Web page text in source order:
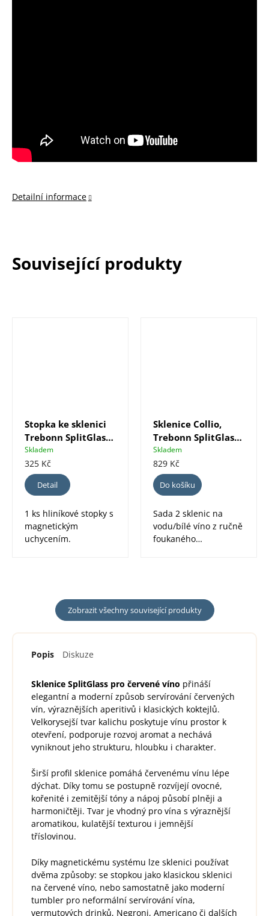
Detailní informace
Související produkty
Stopka ke sklenici
Trebonn SplitGlass,
1 ks
Skladem
325 Kč
Detail
1 ks hliníkové stopky s
magnetickým
uchycením.
Sklenice Collio,
Trebonn SplitGlass
Origini, 2 ks
Skladem
829 Kč
Do košíku
Sada 2 sklenic na
vodu/bílé víno z ručně
foukaného
Zobrazit všechny související produkty
Popis Diskuze
Sklenice SplitGlass pro červené víno přináší
elegantní a moderní způsob servírování červených
vín, výraznějších aperitivů i klasických koktejlů.
Velkorysejší tvar kalichu poskytuje vínu prostor k
otevření, podporuje rozvoj aromat a nechává
vyniknout jeho strukturu, hloubku i charakter.
Širší profil sklenice pomáhá červenému vínu lépe
dýchat. Díky tomu se postupně rozvíjejí ovocné,
kořenité i zemitější tóny a nápoj působí plněji a
harmoničtěji. Tvar je vhodný pro vína s výraznější
aromatikou, kulatější texturou i jemnější
tříslovinou.
Díky magnetickému systému lze sklenici používat
dvěma způsoby: se stopkou jako klasickou sklenici
na červené víno, nebo samostatně jako moderní
tumbler pro neformální servírování vína,
vermutových drinků, Negroni, Americano či dalších